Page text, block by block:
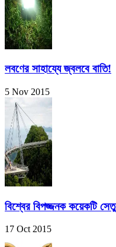
লবণের সাহায্যে জ্বলবে বাতি!
5 Nov 2015
বিশ্বের বিপজ্জনক কয়েকটি সেতু
17 Oct 2015